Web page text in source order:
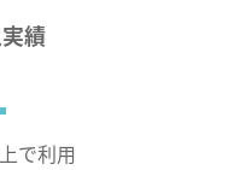
績
で利用